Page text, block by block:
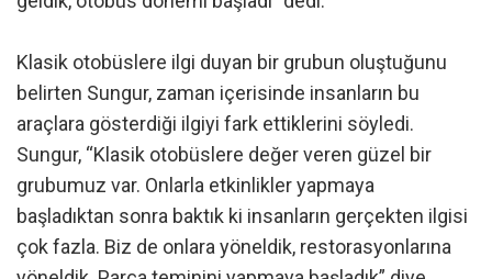
Klasik otobüslere ilgi duyan bir grubun oluştuğunu
belirten Sungur, zaman içerisinde insanların bu
araçlara gösterdiği ilgiyi fark ettiklerini söyledi.
Sungur, “Klasik otobüslere değer veren güzel bir
grubumuz var. Onlarla etkinlikler yapmaya
başladıktan sonra baktık ki insanların gerçekten ilgisi
çok fazla. Biz de onlara yöneldik, restorasyonlarına